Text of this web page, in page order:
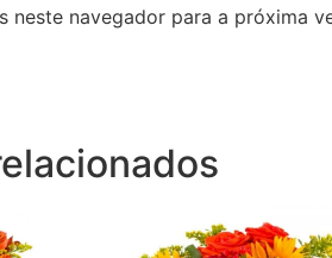
neste navegador para a próxima